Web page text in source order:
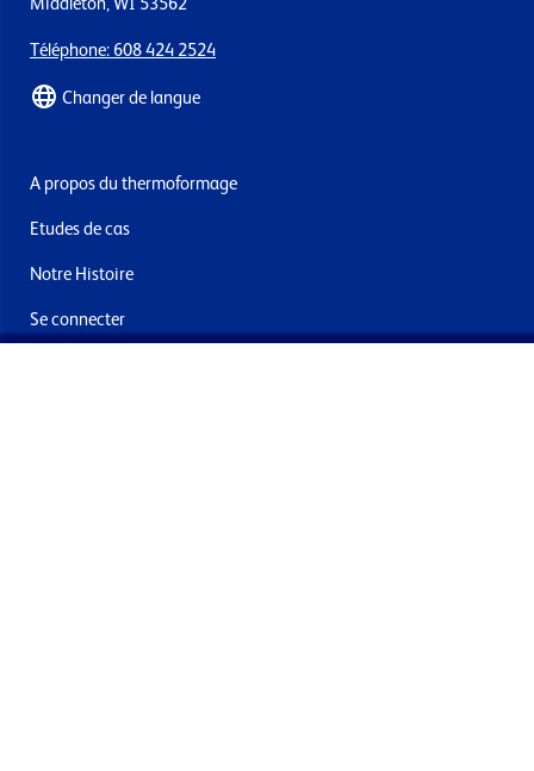
Middleton, WI 53562
Téléphone: 608 424 2524
Changer de langue
A propos du thermoformage
Etudes de cas
Notre Histoire
Se connecter